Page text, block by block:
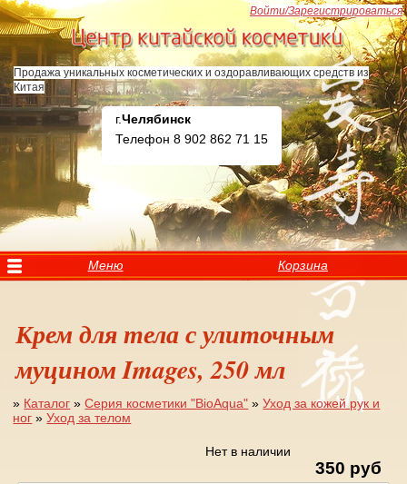
Перейти к основному содержанию
Продажа уникальных косметических и оздоравливающих средств из
Китая
г.Челябинск
Телефон 8 902 862 71 15
Меню Корзина
Крем для тела с улиточным
муцином Images, 250 мл
Вы здесь
» Каталог »Серия косметики "BioAqua" »Уход за кожей рук и
ног »Уход за телом
Нет в наличии
350 руб
Войти/Зарегистрироваться